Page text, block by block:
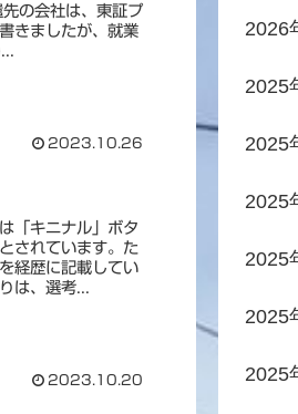
の会社は、東証プ
きましたが、就業
2023.10.26
「キニナル」ボタ
されています。た
経歴に記載してい
は、選考...
2023.10.20
2026
2025
2025
2025
2025
2025
2025